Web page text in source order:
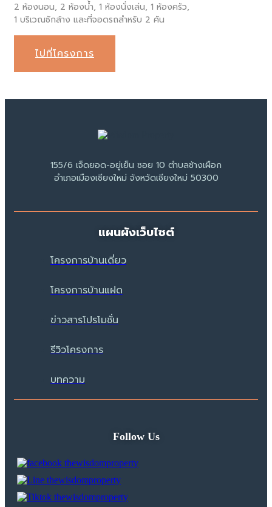
2 ห้องนอน, 2 ห้องน้ำ, 1 ห้องนั่งเล่น, 1 ห้องครัว,
1 บริเวณซักล้าง และที่จอดรถสำหรับ 2 คัน
ไปที่โครงการ
155/6 เจ็ดยอด-อยู่เย็น ซอย 10 ตำบลช้างเผือก
อำเภอเมืองเชียงใหม่ จังหวัดเชียงใหม่ 50300
แผนผังเว็บไซต์
โครงการบ้านเดี่ยว
โครงการบ้านแฝด
ข่าวสารโปรโมชั่น
รีวิวโครงการ
บทความ
Follow Us